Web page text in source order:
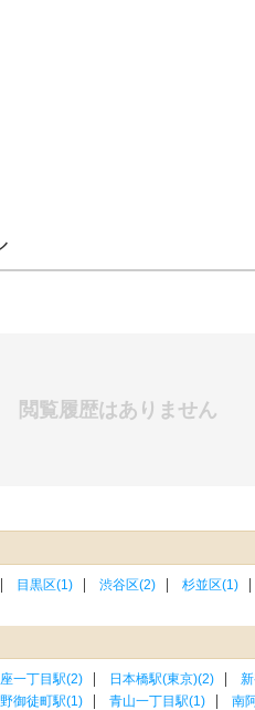
閲覧履歴はありません
目黒区(1) 渋谷区(2) 杉並区(1)
一丁目駅(2) 日本橋駅(東京)(2)
御徒町駅(1) 青山一丁目駅(1) 南